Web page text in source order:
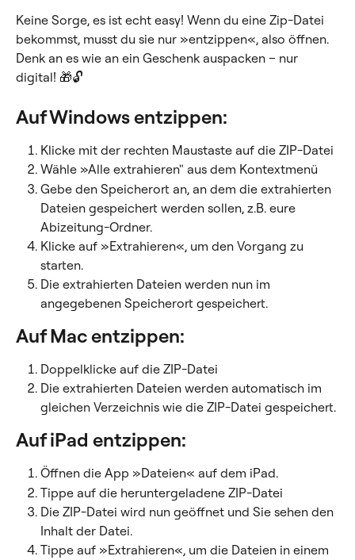
Keine Sorge, es ist echt easy! Wenn du eine Zip-Datei
bekommst, musst du sie nur »entzippen«, also öffnen.
Denk an es wie an ein Geschenk auspacken – nur
digital! 🎁🔓
Auf Windows entzippen:
Klicke mit der rechten Maustaste auf die ZIP-Datei
Wähle »Alle extrahieren" aus dem Kontextmenü
Gebe den Speicherort an, an dem die extrahierten
Dateien gespeichert werden sollen, z.B. eure
Abizeitung-Ordner.
Klicke auf »Extrahieren«, um den Vorgang zu
starten.
Die extrahierten Dateien werden nun im
angegebenen Speicherort gespeichert.
Auf Mac entzippen:
Doppelklicke auf die ZIP-Datei
Die extrahierten Dateien werden automatisch im
gleichen Verzeichnis wie die ZIP-Datei gespeichert.
Auf iPad entzippen:
Öffnen die App »Dateien« auf dem iPad.
Tippe auf die heruntergeladene ZIP-Datei
Die ZIP-Datei wird nun geöffnet und Sie sehen den
Inhalt der Datei.
Tippe auf »Extrahieren«, um die Dateien in einem